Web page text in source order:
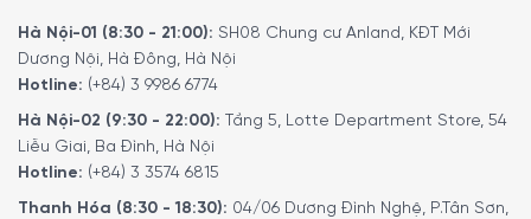
Hà Nội-01 (8:30 - 21:00): SH08 Chung cư Anland, KĐT Mới
Dương Nội, Hà Đông, Hà Nội
Hotline: (+84) 3 9986 6774
Hà Nội-02 (9:30 - 22:00): Tầng 5, Lotte Department Store, 54
Liễu Giai, Ba Đình, Hà Nội
Hotline: (+84) 3 3574 6815
Thanh Hóa (8:30 - 18:30): 04/06 Dương Đình Nghệ, P.Tân Sơn,